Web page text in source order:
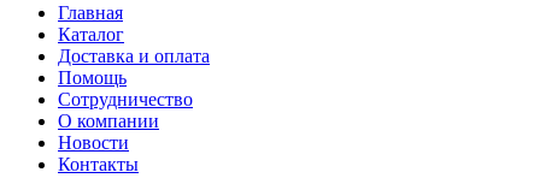
Главная
Каталог
Доставка и оплата
Помощь
Сотрудничество
О компании
Новости
Контакты